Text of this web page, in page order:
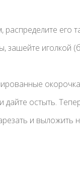
его
зашейте иголкой
дайте остыть.
и выложить